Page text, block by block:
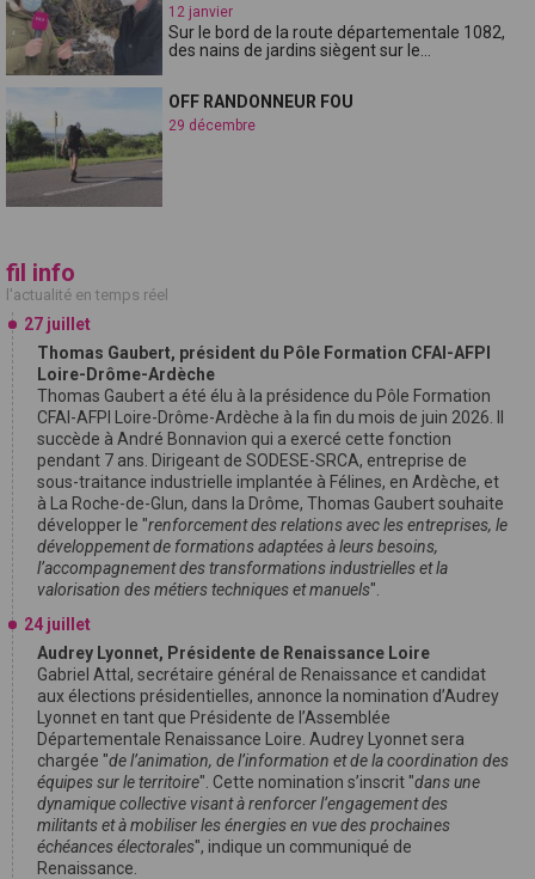
12 janvier
Sur le bord de la route départementale 1082,
des nains de jardins siègent sur le...
OFF RANDONNEUR FOU
29 décembre
fil info
l'actualité en temps réel
27 juillet
Thomas Gaubert, président du Pôle Formation CFAI-AFPI
Loire-Drôme-Ardèche
Thomas Gaubert a été élu à la présidence du Pôle Formation
CFAI-AFPI Loire-Drôme-Ardèche à la fin du mois de juin 2026. Il
succède à André Bonnavion qui a exercé cette fonction
pendant 7 ans. Dirigeant de SODESE-SRCA, entreprise de
sous-traitance industrielle implantée à Félines, en Ardèche, et
à La Roche-de-Glun, dans la Drôme, Thomas Gaubert souhaite
développer le "renforcement des relations avec les entreprises, le
développement de formations adaptées à leurs besoins,
l’accompagnement des transformations industrielles et la
valorisation des métiers techniques et manuels".
24 juillet
Audrey Lyonnet, Présidente de Renaissance Loire
Gabriel Attal, secrétaire général de Renaissance et candidat
aux élections présidentielles, annonce la nomination d’Audrey
Lyonnet en tant que Présidente de l’Assemblée
Départementale Renaissance Loire. Audrey Lyonnet sera
chargée "de l’animation, de l’information et de la coordination des
équipes sur le territoire". Cette nomination s’inscrit "dans une
dynamique collective visant à renforcer l’engagement des
militants et à mobiliser les énergies en vue des prochaines
échéances électorales", indique un communiqué de
Renaissance.